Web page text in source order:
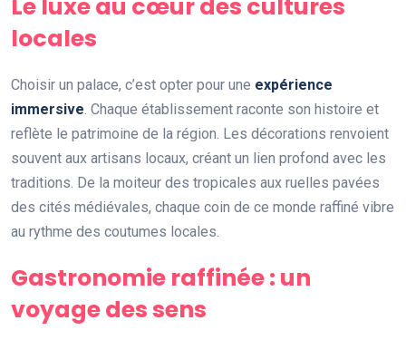
Le luxe au cœur des cultures
locales
Choisir un palace, c’est opter pour une expérience
immersive . Chaque établissement raconte son histoire et
reflète le patrimoine de la région. Les décorations renvoient
souvent aux artisans locaux, créant un lien profond avec les
traditions. De la moiteur des tropicales aux ruelles pavées
des cités médiévales, chaque coin de ce monde raffiné vibre
au rythme des coutumes locales.
Gastronomie raffinée : un
voyage des sens